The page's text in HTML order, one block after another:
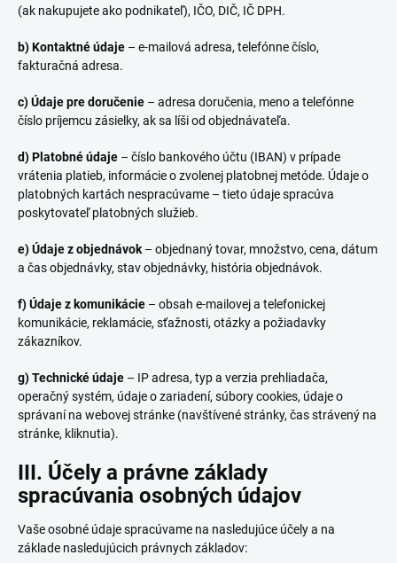
(ak nakupujete ako podnikateľ), IČO, DIČ, IČ DPH.
b) Kontaktné údaje – e-mailová adresa, telefónne číslo,
fakturačná adresa.
c) Údaje pre doručenie – adresa doručenia, meno a telefónne
číslo príjemcu zásielky, ak sa líši od objednávateľa.
d) Platobné údaje – číslo bankového účtu (IBAN) v prípade
vrátenia platieb, informácie o zvolenej platobnej metóde. Údaje o
platobných kartách nespracúvame – tieto údaje spracúva
poskytovateľ platobných služieb.
e) Údaje z objednávok – objednaný tovar, množstvo, cena, dátum
a čas objednávky, stav objednávky, história objednávok.
f) Údaje z komunikácie – obsah e-mailovej a telefonickej
komunikácie, reklamácie, sťažnosti, otázky a požiadavky
zákazníkov.
g) Technické údaje – IP adresa, typ a verzia prehliadača,
operačný systém, údaje o zariadení, súbory cookies, údaje o
správaní na webovej stránke (navštívené stránky, čas strávený na
stránke, kliknutia).
III. Účely a právne základy
spracúvania osobných údajov
Vaše osobné údaje spracúvame na nasledujúce účely a na
základe nasledujúcich právnych základov: